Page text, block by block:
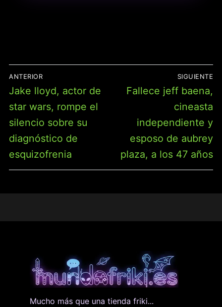
DE
ENTRADAS
ANTERIOR
Entrada
anterior:
Jake lloyd, actor de
star wars, rompe el
silencio sobre su
diagnóstico de
esquizofrenia
SIGUIENTE
Entrada
Fallece jeff baena,
cineasta
independiente y
esposo de aubrey
plaza, a los 47 años
Mucho más que una tienda friki...